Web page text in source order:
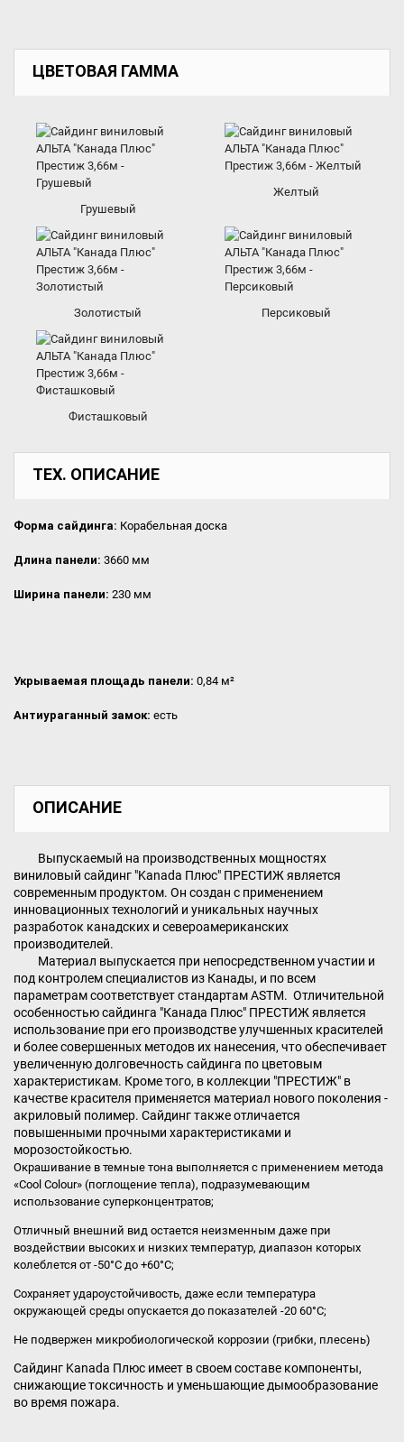
ЦВЕТОВАЯ ГАММА
Грушевый
Желтый
Золотистый Персиковый
Фисташковый
ТЕХ. ОПИСАНИЕ
Форма сайдинга: Корабельная доска
Длина панели: 3660 мм
Ширина панели: 230 мм
Укрываемая площадь панели: 0,84 м²
Антиураганный замок: есть
ОПИСАНИЕ
Выпускаемый на производственных мощностях
виниловый сайдинг "Kanada Плюс" ПРЕСТИЖ является
современным продуктом. Он создан с применением
инновационных технологий и уникальных научных
разработок канадских и североамериканских
производителей.
Материал выпускается при непосредственном участии и
под контролем специалистов из Канады, и по всем
параметрам соответствует стандартам ASTM. Отличительной
особенностью сайдинга "Канада Плюс" ПРЕСТИЖ является
использование при его производстве улучшенных красителей
и более совершенных методов их нанесения, что обеспечивает
увеличенную долговечность сайдинга по цветовым
характеристикам. Кроме того, в коллекции "ПРЕСТИЖ" в
качестве красителя применяется материал нового поколения -
акриловый полимер. Сайдинг также отличается
повышенными прочными характеристиками и
морозостойкостью.
Окрашивание в темные тона выполняется с применением метода
«Cool Colour» (поглощение тепла), подразумевающим
использование суперконцентратов;
Отличный внешний вид остается неизменным даже при
воздействии высоких и низких температур, диапазон которых
колеблется от -50°С до +60°С;
Сохраняет удароустойчивость, даже если температура
окружающей среды опускается до показателей -20 60°С;
Не подвержен микробиологической коррозии (грибки, плесень)
Сайдинг Kanada Плюс имеет в своем составе компоненты,
снижающие токсичность и уменьшающие дымообразование
во время пожара.